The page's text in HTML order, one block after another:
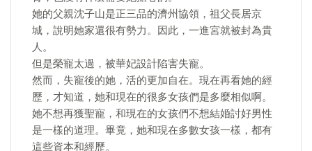
她的父親沈子山是正三品的濟州協領，祖父長居京
城，說明她家還很有勢力。因此，一進宮就被封為貴
人。
但是榮寵太過，被華妃設計陷害失寵。
然而，失寵後的她，活的更加自在。現在再看她的經
歷，才知道，她和現在的很多女孩們是多麼相似啊。
她不想再獲聖寵，和現在的女孩們不想結婚討好男性
是一樣的道理。畢竟，她和現在多數女孩一樣，都有
這些資本和經歷。